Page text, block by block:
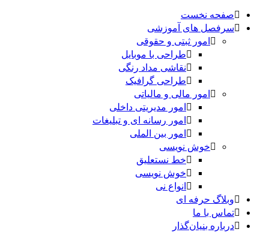
صفحه نخست
سرفصل های آموزشی
امور ثبتی و حقوقی
طراحی با موبایل
نقاشی مداد رنگی
طراحی گرافیک
امور مالی و مالیاتی
امور مدیریتی داخلی
امور رسانه ای و تبلیغات
امور بین الملی
خوش نویسی
خط نستعلیق
خوش نویسی
انواع نی
وبلاگ حرفه ای
تماس با ما
درباره بنیان‌گذار